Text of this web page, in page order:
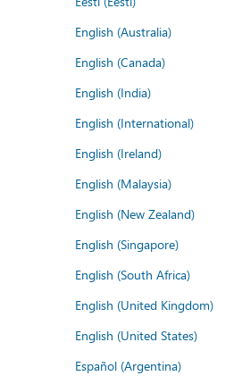
English (Australia)
English (Canada)
English (India)
English (International)
English (Ireland)
English (Malaysia)
English (New Zealand)
English (Singapore)
English (South Africa)
English (United Kingdom)
English (United States)
Español (Argentina)